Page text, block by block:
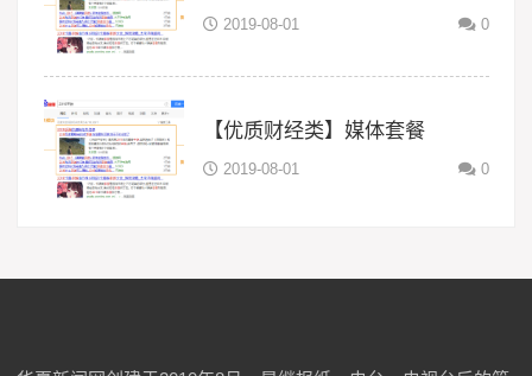
2019-08-01 0
【优质财经类】媒体套餐
2019-08-01 0